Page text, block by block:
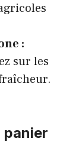
:
sur les
panier